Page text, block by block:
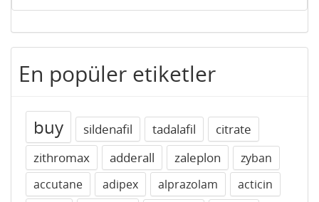
En popüler etiketler
buy sildenafil tadalafil
citrate
zithromax
adderall zaleplon
zyban
accutane
adipex alprazolam
acticin